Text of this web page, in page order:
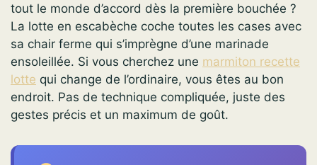
tout le monde d’accord dès la première bouchée ?
La lotte en escabèche coche toutes les cases avec
sa chair ferme qui s’imprègne d’une marinade
ensoleillée. Si vous cherchez une marmiton recette
lotte qui change de l’ordinaire, vous êtes au bon
endroit. Pas de technique compliquée, juste des
gestes précis et un maximum de goût.